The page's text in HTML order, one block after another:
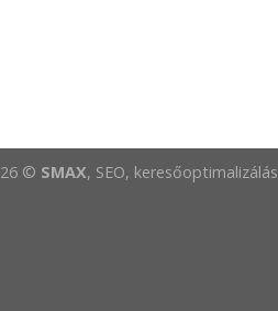
© SMAX, SEO, keresőoptimalizálás